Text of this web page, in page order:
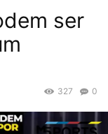
ser
0
327